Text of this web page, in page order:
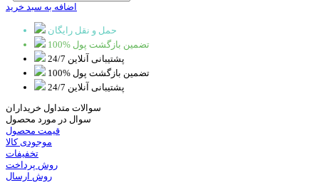
اضافه به سبد خرید
حمل و نقل رایگان
100% تضمین بازگشت پول
پشتیبانی آنلاین 24/7
100% تضمین بازگشت پول
پشتیبانی آنلاین 24/7
سوالات متداول خریداران
سوال در مورد محصول
قیمت محصول
موجودی کالا
تخفیفات
روش پرداخت
روش ارسال